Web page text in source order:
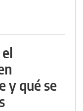
y qué se